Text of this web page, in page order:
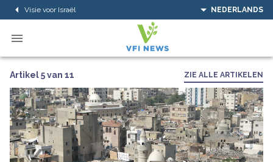
Visie voor Israël NEDERLANDS
Artikel 5 van 11 ZIE ALLE ARTIKELEN